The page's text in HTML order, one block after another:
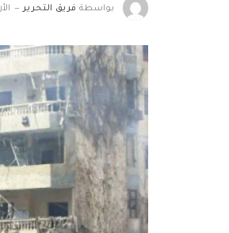
بواسطة فريق التحرير